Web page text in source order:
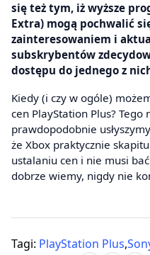
się też tym, iż wyższe
Extra) mogą pochwalić
zainteresowaniem i
subskrybentów
dostępu do jednego z
Kiedy (i czy w ogóle)
cen PlayStation Plus?
prawdopodobnie
że Xbox praktycznie
ustalaniu cen i nie musi
dobrze wiemy, nigdy nie
Tagi: PlayStation Plus,